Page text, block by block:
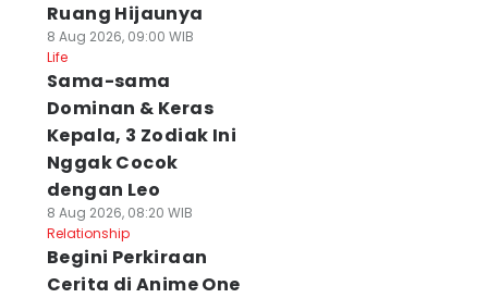
Ruang Hijaunya
8 Aug 2026, 09:00 WIB
Life
Sama-sama
Dominan & Keras
Kepala, 3 Zodiak Ini
Nggak Cocok
dengan Leo
8 Aug 2026, 08:20 WIB
Relationship
Begini Perkiraan
Cerita di Anime One